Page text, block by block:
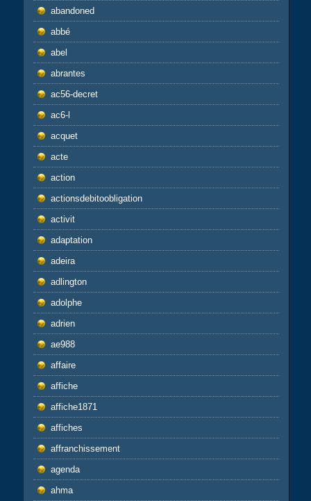
abandoned
abbé
abel
abrantes
ac56-decret
ac6-l
acquet
acte
action
actionsdebitoobligation
activit
adaptation
adeira
adlington
adolphe
adrien
ae988
affaire
affiche
affiche1871
affiches
affranchissement
agenda
ahma